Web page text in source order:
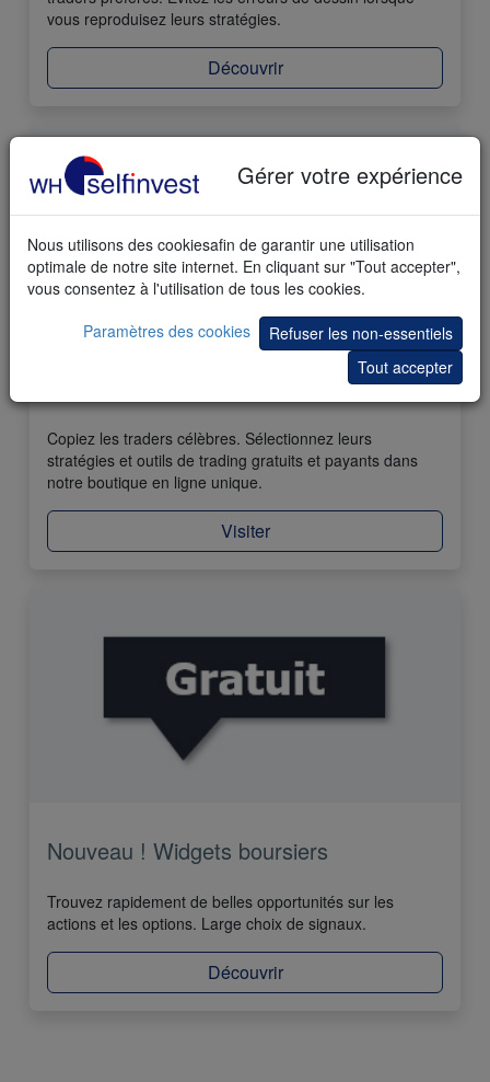
vous reproduisez leurs stratégies.
Découvrir
Copiez les traders célèbres. Sélectionnez leurs
stratégies et outils de trading gratuits et payants dans
notre boutique en ligne unique.
Visiter
Nouveau ! Widgets boursiers
Trouvez rapidement de belles opportunités sur les
actions et les options. Large choix de signaux.
Découvrir
Gérer votre expérience
Nous utilisons des cookiesafin de garantir une utilisation
optimale de notre site internet. En cliquant sur "Tout accepter",
vous consentez à l'utilisation de tous les cookies.
Paramètres des cookies
Refuser les non-essentiels
Tout accepter